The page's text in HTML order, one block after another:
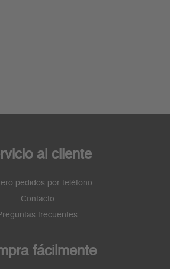
al cliente
pedidos por teléfono
Contacto
frecuentes
fácilmente